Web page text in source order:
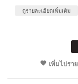
ดูรายละเอียดเพิ่มเติม
เพิ่มไปรา